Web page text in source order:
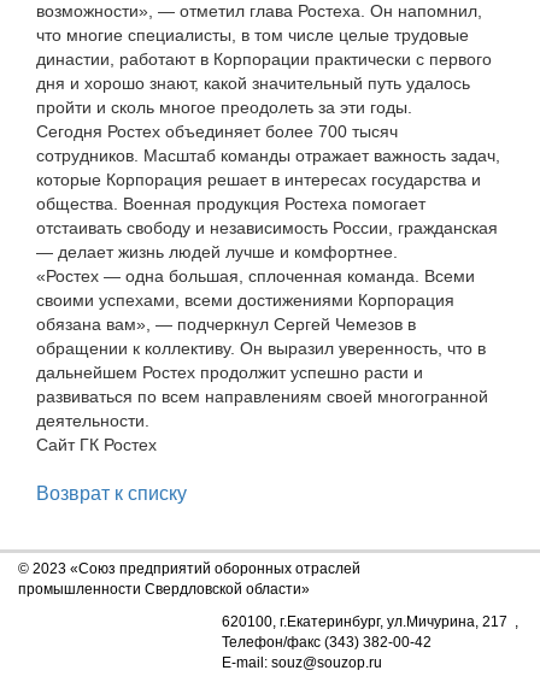
возможности», — отметил глава Ростеха. Он напомнил,
что многие специалисты, в том числе целые трудовые
династии, работают в Корпорации практически с первого
дня и хорошо знают, какой значительный путь удалось
пройти и сколь многое преодолеть за эти годы.
Сегодня Ростех объединяет более 700 тысяч
сотрудников. Масштаб команды отражает важность задач,
которые Корпорация решает в интересах государства и
общества. Военная продукция Ростеха помогает
отстаивать свободу и независимость России, гражданская
— делает жизнь людей лучше и комфортнее.
«Ростех — одна большая, сплоченная команда. Всеми
своими успехами, всеми достижениями Корпорация
обязана вам», — подчеркнул Сергей Чемезов в
обращении к коллективу. Он выразил уверенность, что в
дальнейшем Ростех продолжит успешно расти и
развиваться по всем направлениям своей многогранной
деятельности.
Сайт ГК Ростех
Возврат к списку
© 2023 «Союз предприятий оборонных отраслей
промышленности Свердловской области»
620100, г.Екатеринбург, ул.Мичурина, 217 ,
Телефон/факс (343) 382-00-42
E-mail: souz@souzop.ru